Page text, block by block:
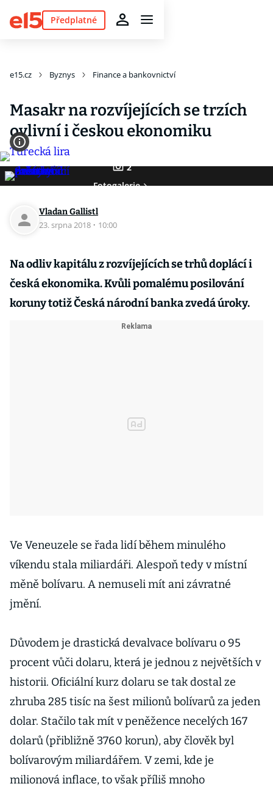
Předplatné
e15.cz Byznys Finance a bankovnictví
Masakr na rozvíjejících se trzích
ovlivní i českou ekonomiku
2
Fotogalerie
Vladan Gallistl
23. srpna 2018 · 10:00
Na odliv kapitálu z rozvíjejících se trhů doplácí i
česká ekonomika. Kvůli pomalému posilování
koruny totiž Česká národní banka zvedá úroky.
Ve Veneuzele se řada lidí během minulého
víkendu stala miliardáři. Alespoň tedy v místní
měně bolívaru. A nemuseli mít ani závratné
jmění.
Důvodem je drastická devalvace bolívaru o 95
procent vůči dolaru, která je jednou z největších v
historii. Oficiální kurz dolaru se tak dostal ze
zhruba 285 tisíc na šest milionů bolívarů za jeden
dolar. Stačilo tak mít v peněžence necelých 167
dolarů (přibližně 3760 korun), aby člověk byl
bolívarovým miliardářem. V zemi, kde je
milionová inflace, to však příliš mnoho